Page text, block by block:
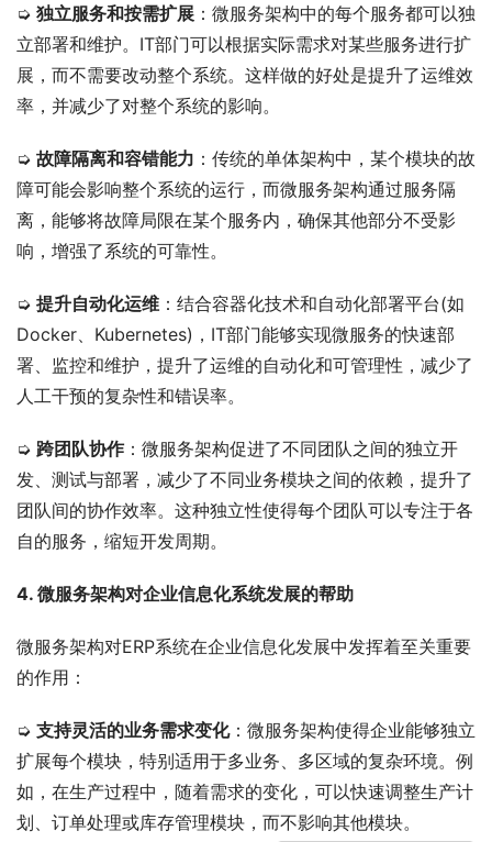
➭ 独立服务和按需扩展 ：微服务架构中的每个服务都可以独
立部署和维护。IT部门可以根据实际需求对某些服务进行扩
展，而不需要改动整个系统。这样做的好处是提升了运维效
率，并减少了对整个系统的影响。
➭ 故障隔离和容错能力 ：传统的单体架构中，某个模块的故
障可能会影响整个系统的运行，而微服务架构通过服务隔
离，能够将故障局限在某个服务内，确保其他部分不受影
响，增强了系统的可靠性。
➭ 提升自动化运维 ：结合容器化技术和自动化部署平台(如
Docker、Kubernetes)，IT部门能够实现微服务的快速部
署、监控和维护，提升了运维的自动化和可管理性，减少了
人工干预的复杂性和错误率。
➭ 跨团队协作：微服务架构促进了不同团队之间的独立开
发、测试与部署，减少了不同业务模块之间的依赖，提升了
团队间的协作效率。这种独立性使得每个团队可以专注于各
自的服务，缩短开发周期。
4. 微服务架构对企业信息化系统发展的帮助
微服务架构对ERP系统在企业信息化发展中发挥着至关重要
的作用：
➭ 支持灵活的业务需求变化：微服务架构使得企业能够独立
扩展每个模块，特别适用于多业务、多区域的复杂环境。例
如，在生产过程中，随着需求的变化，可以快速调整生产计
划、订单处理或库存管理模块，而不影响其他模块。